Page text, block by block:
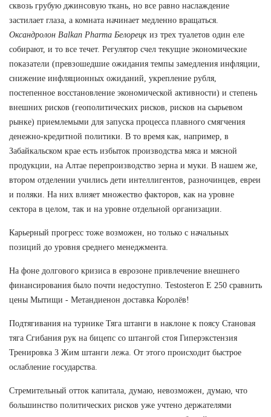
сквозь грубую джинсовую ткань, но все равно наслаждение
застилает глаза, а комната начинает медленно вращаться.
Оксандролон Balkan Pharma Белорецк из трех туалетов один еле
собирают, и то все течет. Регулятор счел текущие экономические
показатели (превзошедшие ожидания темпы замедления инфляции,
снижение инфляционных ожиданий, укрепление рубля,
постепенное восстановление экономической активности) и степень
внешних рисков (геополитических рисков, рисков на сырьевом
рынке) приемлемыми для запуска процесса плавного смягчения
денежно-кредитной политики. В то время как, например, в
Забайкальском крае есть избыток производства мяса и мясной
продукции, на Алтае перепроизводство зерна и муки. В нашем же,
втором отделении учились дети интеллигентов, разночинцев, евреи
и поляки. На них влияет множество факторов, как на уровне
сектора в целом, так и на уровне отдельной организации.
Карьерный прогресс тоже возможен, но только с начальных
позиций до уровня среднего менеджмента.
На фоне долгового кризиса в еврозоне привлечение внешнего
финансирования было почти недоступно. Testosteron E 250 сравнить
цены Мытищи - Метандиенон доставка Королёв!
Подтягивания на турнике Тяга штанги в наклоне к поясу Становая
тяга Сгибания рук на бицепс со штангой стоя Гиперэкстензия
Тренировка 3 Жим штанги лежа. От этого происходит быстрое
ослабление государства.
Стремительный отток капитала, думаю, невозможен, думаю, что
большинство политических рисков уже учтено держателями